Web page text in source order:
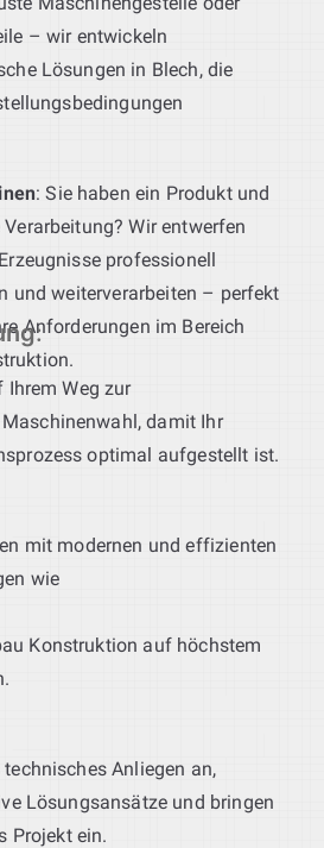
– wir entwickeln
Lösungen in Blech, die
: Sie haben ein Produkt und
Wir entwerfen
professionell
und weiterverarbeiten – perfekt
Anforderungen im Bereich
:
Ihrem Weg zur
damit Ihr
optimal aufgestellt ist.
mit modernen und effizienten
wie
Konstruktion auf höchstem
Anliegen an,
Lösungsansätze und bringen
Projekt ein.